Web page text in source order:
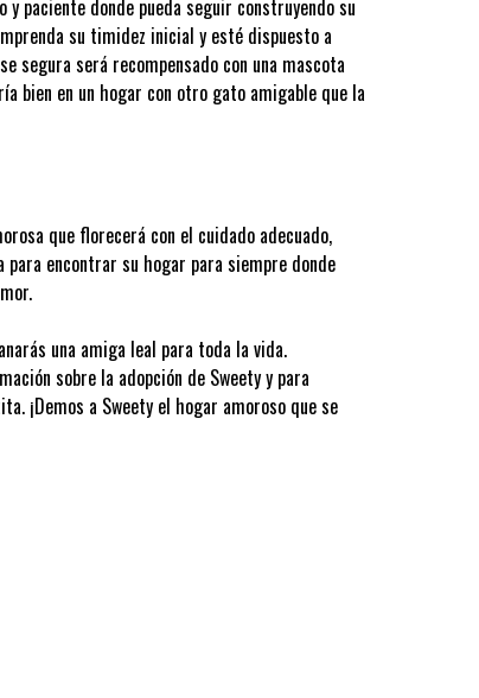
paciente donde pueda seguir construyendo su
su timidez inicial y esté dispuesto a
segura será recompensado con una mascota
bien en un hogar con otro gato amigable que la
que florecerá con el cuidado adecuado,
encontrar su hogar para siempre donde
una amiga leal para toda la vida.
sobre la adopción de Sweety y para
¡Demos a Sweety el hogar amoroso que se